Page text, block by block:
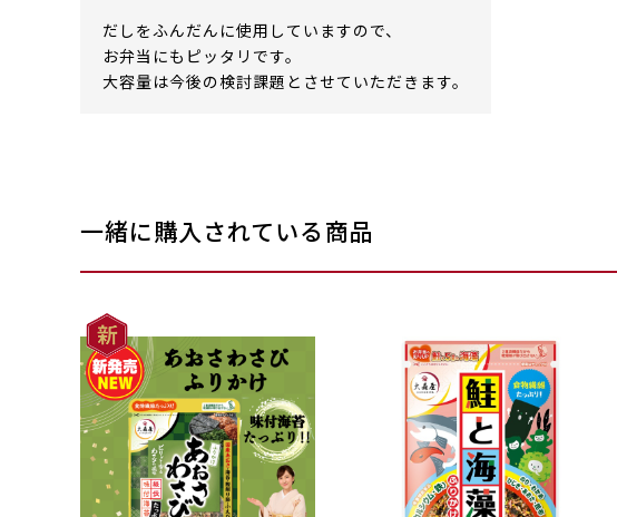
だしをふんだんに使用していますので、
お弁当にもピッタリです。
大容量は今後の検討課題とさせていただきます。
一緒に購入されている商品